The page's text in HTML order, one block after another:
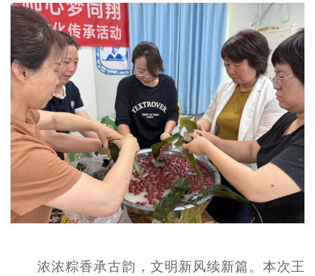
浓浓粽香承古韵，文明新风续新篇。本次王